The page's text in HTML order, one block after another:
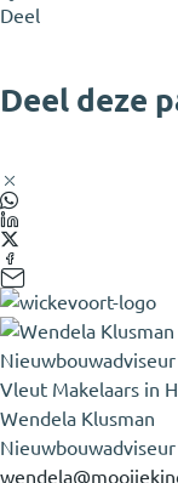
Deel
Deel deze
Wendela Klusman
Nieuwbouwadviseur